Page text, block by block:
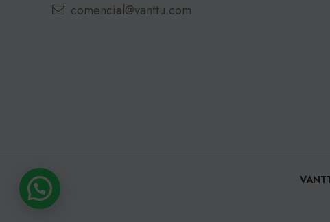
comencial@vanttu.com